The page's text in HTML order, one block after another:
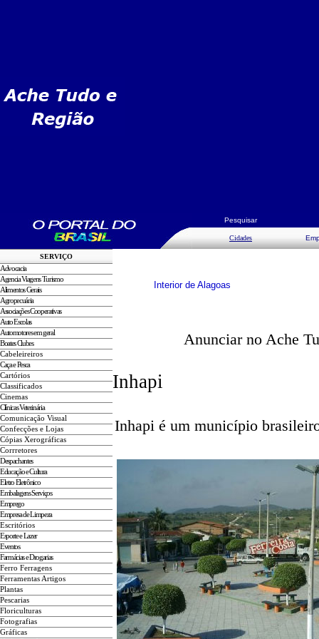
Pesquisar
Cidades
SERVIÇO
Advocacia
Agencia Viagens Turismo
Alimentos Gerais
Agropecuária
Associações Cooperativas
Auto Escolas
Automotores em geral
Boates Clubes
Cabeleireiros
Caça e Pesca
Cartórios
Classificados
Cinemas
Clínicas Veterinária
Comunicação Visual
Confecções e Lojas
Cópias Xerográficas
Corrretores
Despachantes
Educação e Cultura
Eletro Eletrônico
Embalagens Serviços
Emprego
Empresa de Limpeza
Escritórios
Esporte e Lazer
Eventos
Farmácias e Drogarias
Ferro Ferragens
Ferramentas Artigos
Plantas
Pescarias
Floriculturas
Fotografias
Gráficas
Interior de Alagoas
Anunciar no Ache
Inhapi
Inhapi é um município